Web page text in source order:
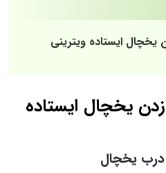
یخچال ایستاده
درب یخچال